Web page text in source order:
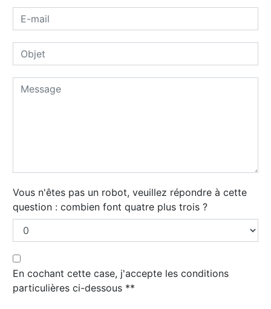
Vous n'êtes pas un robot, veuillez répondre à cette
question : combien font quatre plus trois ?
En cochant cette case, j'accepte les conditions
particulières ci-dessous **